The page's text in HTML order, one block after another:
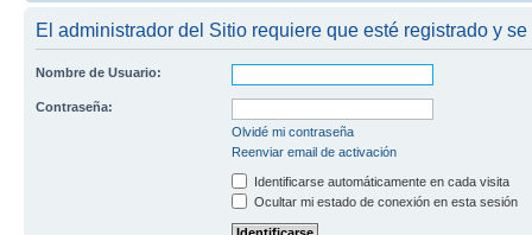
El administrador del Sitio requiere que esté registrado y
Nombre de Usuario:
Contraseña:
Olvidé mi contraseña
Reenviar email de activación
Identificarse automáticamente en cada visita
Ocultar mi estado de conexión en esta sesión